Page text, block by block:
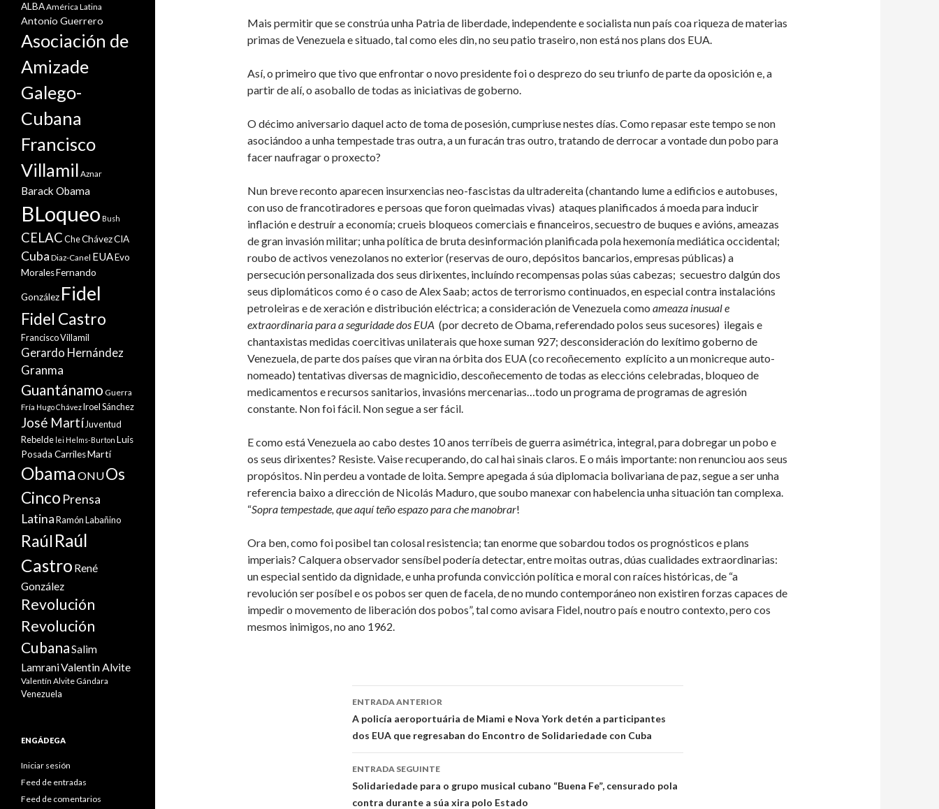
Mais permitir que se constrúa unha Patria de liberdade, independente e socialista nun país coa riqueza de materias
primas de Venezuela e situado, tal como eles din, no seu patio traseiro, non está nos plans dos EUA.
Así, o primeiro que tivo que enfrontar o novo presidente foi o desprezo do seu triunfo de parte da oposición e, a
partir de alí, o asoballo de todas as iniciativas de goberno.
O décimo aniversario daquel acto de toma de posesión, cumpriuse nestes días. Como repasar este tempo se non
asociándoo a unha tempestade tras outra, a un furacán tras outro, tratando de derrocar a vontade dun pobo para
facer naufragar o proxecto?
Nun breve reconto aparecen insurxencias neo-fascistas da ultradereita (chantando lume a edificios e autobuses,
con uso de francotiradores e persoas que foron queimadas vivas) ataques planificados á moeda para inducir
inflación e destruír a economía; crueis bloqueos comerciais e financeiros, secuestro de buques e avións, ameazas
de gran invasión militar; unha política de bruta desinformación planificada pola hexemonía mediática occidental;
roubo de activos venezolanos no exterior (reservas de ouro, depósitos bancarios, empresas públicas) a
persecución personalizada dos seus dirixentes, incluíndo recompensas polas súas cabezas; secuestro dalgún dos
seus diplomáticos como é o caso de Alex Saab; actos de terrorismo continuados, en especial contra instalacións
petroleiras e de xeración e distribución eléctrica; a consideración de Venezuela como ameaza inusual e
extraordinaria para a seguridade dos EUA (por decreto de Obama, referendado polos seus sucesores) ilegais e
chantaxistas medidas coercitivas unilaterais que hoxe suman 927; desconsideración do lexítimo goberno de
Venezuela, de parte dos países que viran na órbita dos EUA (co recoñecemento explícito a un monicreque auto-
nomeado) tentativas diversas de magnicidio, descoñecemento de todas as eleccións celebradas, bloqueo de
medicamentos e recursos sanitarios, invasións mercenarias…todo un programa de programas de agresión
constante. Non foi fácil. Non segue a ser fácil.
E como está Venezuela ao cabo destes 10 anos terríbeis de guerra asimétrica, integral, para dobregar un pobo e
os seus dirixentes? Resiste. Vaise recuperando, do cal hai sinais claros. E o máis importante: non renunciou aos seus
propósitos. Nin perdeu a vontade de loita. Sempre apegada á súa diplomacia bolivariana de paz, segue a ser unha
referencia baixo a dirección de Nicolás Maduro, que soubo manexar con habelencia unha situación tan complexa.
“Sopra tempestade, que aquí teño espazo para che manobrar!
Ora ben, como foi posibel tan colosal resistencia; tan enorme que sobardou todos os prognósticos e plans
imperiais? Calquera observador sensíbel podería detectar, entre moitas outras, dúas cualidades extraordinarias:
un especial sentido da dignidade, e unha profunda convicción política e moral con raíces históricas, de “a
revolución ser posíbel e os pobos ser quen de facela, de no mundo contemporáneo non existiren forzas capaces de
impedir o movemento de liberación dos pobos”, tal como avisara Fidel, noutro país e noutro contexto, pero cos
mesmos inimigos, no ano 1962.
Ir
a
entrada
ENTRADA ANTERIOR
A policía aeroportuária de Miami e Nova York detén a participantes
dos EUA que regresaban do Encontro de Solidariedade con Cuba
ENTRADA SEGUINTE
Solidariedade para o grupo musical cubano “Buena Fe”, censurado pola
contra durante a súa xira polo Estado
ALBAAmérica Latina
Antonio Guerrero
Asociación de
Amizade
Galego-
Cubana
Francisco
Villamil Aznar
Barack Obama
BLoqueo Bush
CELACCheChávezCIA
Cuba Diaz-Canel EUAEvo
MoralesFernando
González Fidel
Fidel Castro
Francisco Villamil
Gerardo Hernández
Granma
Guantánamo Guerra
Fría Hugo ChávezIroel Sánchez
José Martí Juventud
Rebelde lei Helms-Burton Luis
Posada CarrilesMartí
Obama ONUOs
Cinco Prensa
LatinaRamón Labañino
RaúlRaúl
Castro René
González
Revolución
Revolución
CubanaSalim
LamraniValentin Alvite
Valentín Alvite Gándara
Venezuela
ENGÁDEGA
Iniciar sesión
Feed de entradas
Feed de comentarios